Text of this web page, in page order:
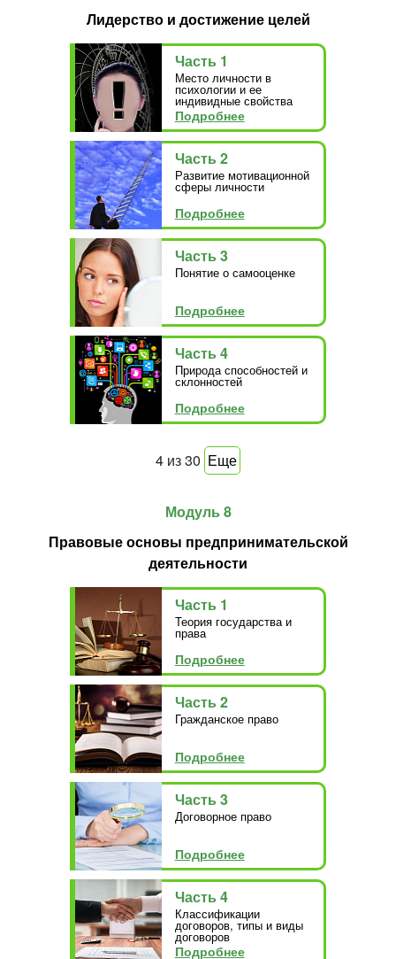
Лидерство и достижение целей
Часть 1
Место личности в
психологии и ее
индивидные свойства
Подробнее
Часть 2
Развитие мотивационной
сферы личности
Подробнее
Часть 3
Понятие о самооценке
Подробнее
Часть 4
Природа способностей и
склонностей
Подробнее
4 из30 Еще
Модуль 8
Правовые основы предпринимательской
деятельности
Часть 1
Теория государства и
права
Подробнее
Часть 2
Гражданское право
Подробнее
Часть 3
Договорное право
Подробнее
Часть 4
Классификации
договоров, типы и виды
договоров
Подробнее